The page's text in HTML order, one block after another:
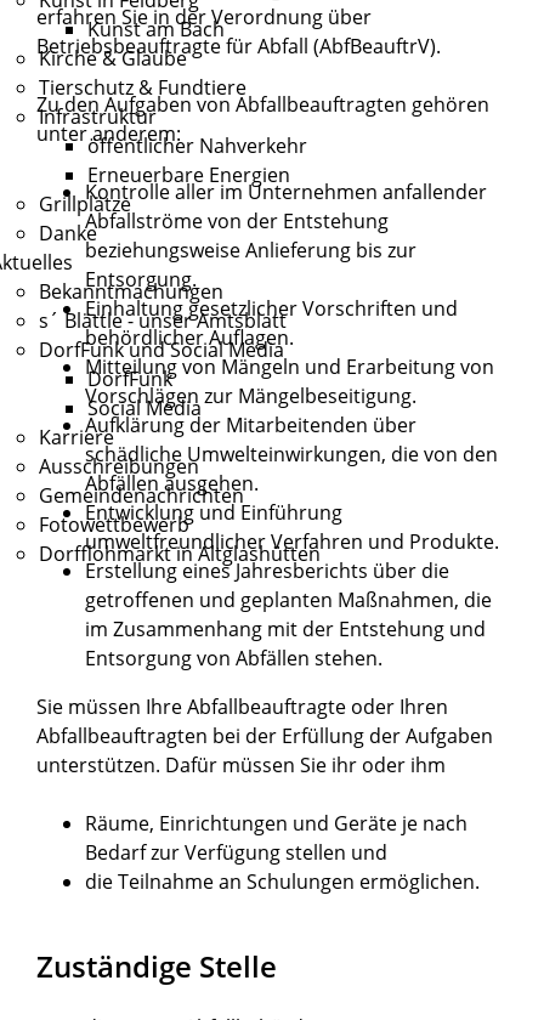
Kunst am Bach
Kirche & Glaube
Tierschutz & Fundtiere
Infrastruktur
öffentlicher Nahverkehr
Erneuerbare Energien
Grillplätze
Danke
Bekanntmachungen
s´ Blättle - unser Amtsblatt
DorfFunk und Social Media
DorfFunk
Social Media
Karriere
Ausschreibungen
Gemeindenachrichten
Fotowettbewerb
Dorfflohmarkt in Altglashütten
erfahren Sie in der Verordnung über
Betriebsbeauftragte für Abfall (AbfBeauftrV).
Zu den Aufgaben von Abfallbeauftragten gehören
unter anderem:
Kontrolle aller im Unternehmen anfallender
Abfallströme von der Entstehung
beziehungsweise Anlieferung bis zur
Entsorgung.
Einhaltung gesetzlicher Vorschriften und
behördlicher Auflagen.
Mitteilung von Mängeln und Erarbeitung von
Vorschlägen zur Mängelbeseitigung.
Aufklärung der Mitarbeitenden über
schädliche Umwelteinwirkungen, die von den
Abfällen ausgehen.
Entwicklung und Einführung
umweltfreundlicher Verfahren und Produkte.
Erstellung eines Jahresberichts über die
getroffenen und geplanten Maßnahmen, die
im Zusammenhang mit der Entstehung und
Entsorgung von Abfällen stehen.
Sie müssen Ihre Abfallbeauftragte oder Ihren
Abfallbeauftragten bei der Erfüllung der Aufgaben
unterstützen. Dafür müssen Sie ihr oder ihm
Räume, Einrichtungen und Geräte je nach
Bedarf zur Verfügung stellen und
die Teilnahme an Schulungen ermöglichen.
Zuständige Stelle